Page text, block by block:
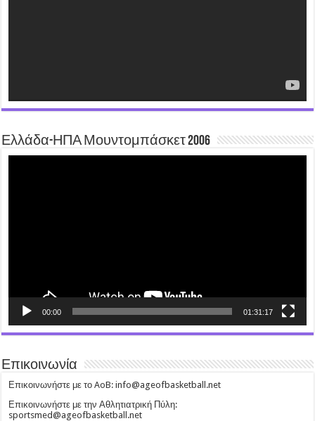
Ελλάδα-ΗΠΑ Μουντομπάσκετ 2006
00:00 01:31:17
Επικοινωνία
Επικοινωνήστε με το AoB: info@ageofbasketball.net
Επικοινωνήστε με την Αθλητιατρική Πύλη:
sportsmed@ageofbasketball.net